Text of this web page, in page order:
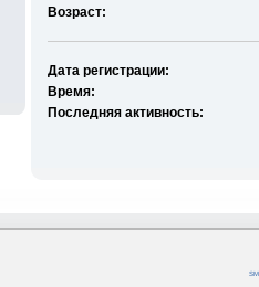
Возраст:
Дата регистрации:
Время:
Последняя активность: